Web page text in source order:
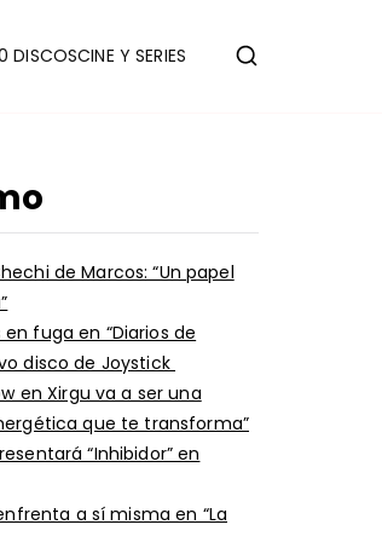
DISCOSCINE Y SERIES
de Marcos: “Un papel
fuga en “Diarios de
disco de Joystick
en Xirgu va a ser una
que te transforma”
“Inhibidor” en
a sí misma en “La